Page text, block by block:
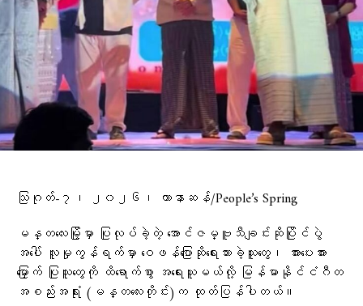
သြဂုတ်-၇၊ ၂၀၂၆၊ ဟာနာဆန်/People’s Spring
မန္တလေးမြို့မှာ ပြုလုပ်ခဲ့တဲ့ အောင်ဇမ္ဗူသီချင်းဆိုပြိုင်ပွဲ
အပေါ် လူမှုကွန်ရက်မှာ ဝေဖန်ပြောဆိုရေးသားခဲ့သူတွေ၊ အားပေးအား
မြှောက် ပြုသူတွေကို ထိရောက်စွာ အရေးယူမယ်လို့ မြန်မာနိုင်ငံဂီတ
အစည်းအရုံး (မန္တလေးတိုင်း)က ထုတ်ပြန်ပါတယ်။